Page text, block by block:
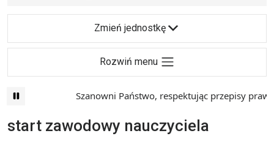
Main Navigation
Zmień jednostkę
Rozwiń menu
Szanowni Państwo, respektując przepisy
start zawodowy nauczyciela